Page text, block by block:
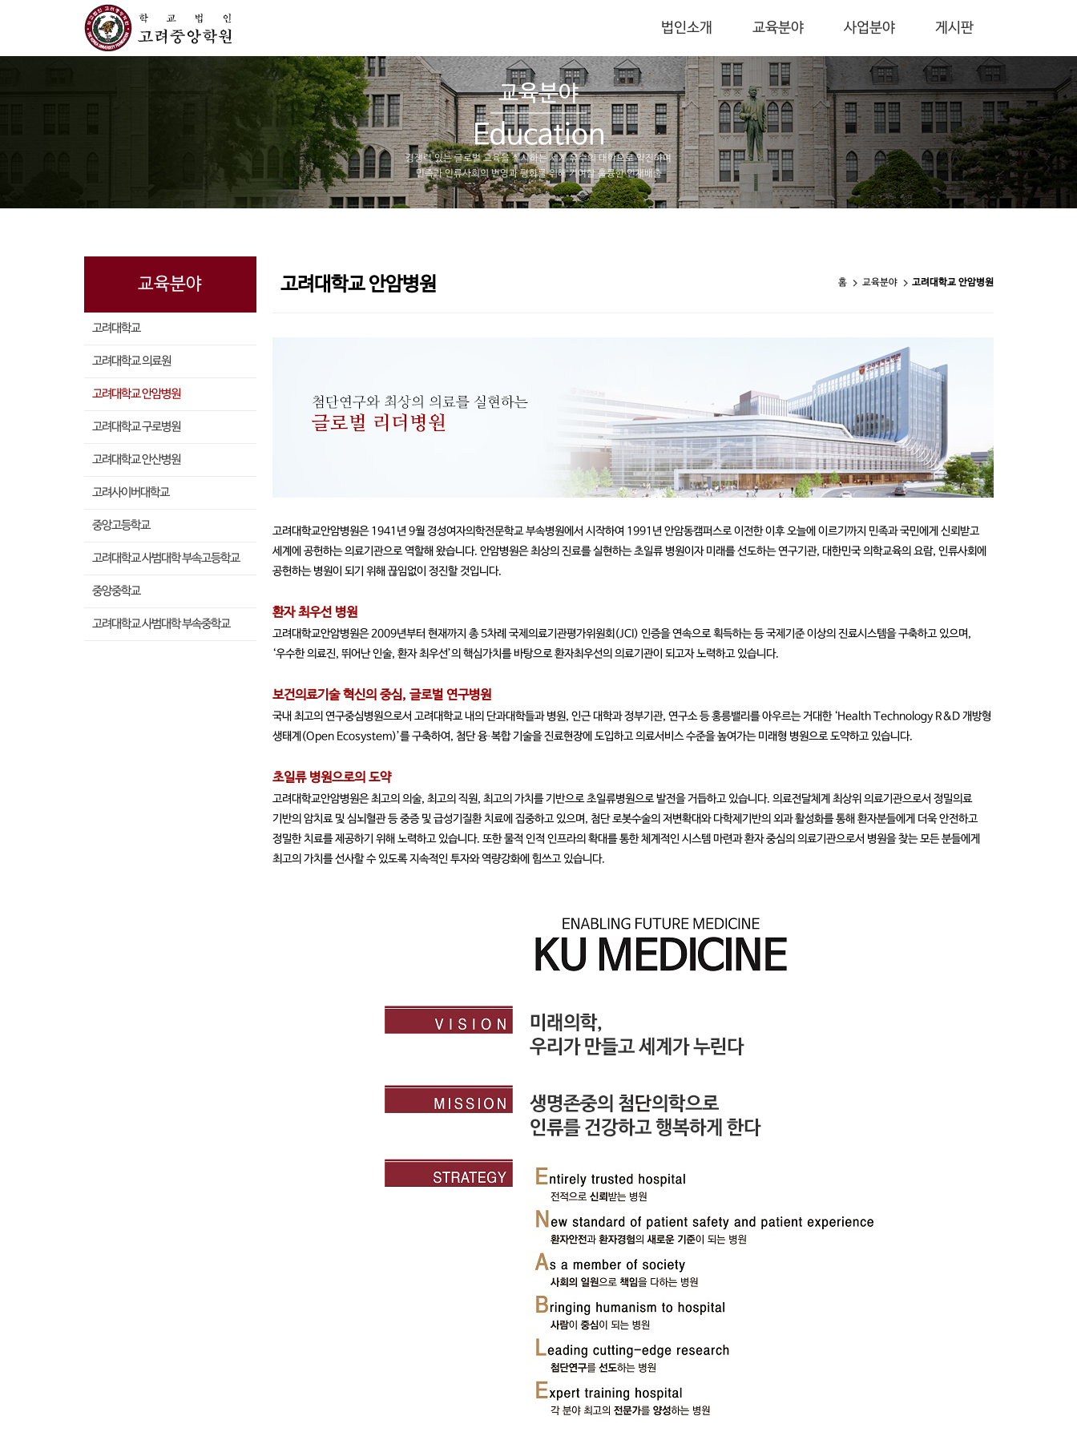
법인소개 교육분야 사업분야 게시판
교육분야
Education
경쟁력 있는 글로벌 교육을 실시하는 세계 유수의 대학으로 약진하며
민족과 인류사회의 번영과 평화를 위해 기여할 훌륭한 인재배출
교육분야
고려대학교
고려대학교 의료원
고려대학교 안암병원
고려대학교 구로병원
고려대학교 안산병원
고려사이버대학교
중앙고등학교
고려대학교 사범대학 부속고등학교
중앙중학교
고려대학교 사범대학 부속중학교
고려대학교 안암병원 홈 교육분야 고려대학교 안암병원
고려대학교안암병원은 1941년 9월 경성여자의학전문학교 부속병원에서 시작하여 1991년 안암동캠퍼스로 이전한 이후 오늘에 이르기까지 민족과 국민에게 신뢰받고
세계에 공헌하는 의료기관으로 역할해 왔습니다. 안암병원은 최상의 진료를 실현하는 초일류 병원이자 미래를 선도하는 연구기관, 대한민국 의학교육의 요람, 인류사회에
공헌하는 병원이 되기 위해 끊임없이 정진할 것입니다.
환자 최우선 병원
고려대학교안암병원은 2009년부터 현재까지 총 5차례 국제의료기관평가위원회(JCI) 인증을 연속으로 획득하는 등 국제기준 이상의 진료시스템을 구축하고 있으며,
‘우수한 의료진, 뛰어난 인술, 환자 최우선’의 핵심가치를 바탕으로 환자최우선의 의료기관이 되고자 노력하고 있습니다.
보건의료기술 혁신의 중심, 글로벌 연구병원
국내 최고의 연구중심병원으로서 고려대학교 내의 단과대학들과 병원, 인근 대학과 정부기관, 연구소 등 홍릉밸리를 아우르는 거대한 ‘Health Technology R&D 개방형
생태계(Open Ecosystem)’를 구축하여, 첨단 융·복합 기술을 진료현장에 도입하고 의료서비스 수준을 높여가는 미래형 병원으로 도약하고 있습니다.
초일류 병원으로의 도약
고려대학교안암병원은 최고의 의술, 최고의 직원, 최고의 가치를 기반으로 초일류병원으로 발전을 거듭하고 있습니다. 의료전달체계 최상위 의료기관으로서 정밀의료
기반의 암치료 및 심뇌혈관 등 중증 및 급성기질환 치료에 집중하고 있으며, 첨단 로봇수술의 저변확대와 다학제기반의 외과 활성화를 통해 환자분들에게 더욱 안전하고
정밀한 치료를 제공하기 위해 노력하고 있습니다. 또한 물적 인적 인프라의 확대를 통한 체계적인 시스템 마련과 환자 중심의 의료기관으로서 병원을 찾는 모든 분들에게
최고의 가치를 선사할 수 있도록 지속적인 투자와 역량강화에 힘쓰고 있습니다.